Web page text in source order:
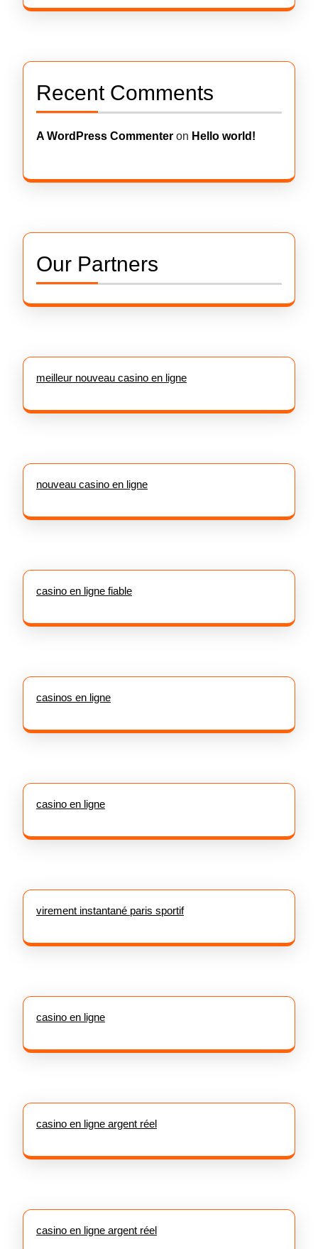
Recent Comments
A WordPress Commenter on Hello world!
Our Partners
meilleur nouveau casino en ligne
nouveau casino en ligne
casino en ligne fiable
casinos en ligne
casino en ligne
virement instantané paris sportif
casino en ligne
casino en ligne argent réel
casino en ligne argent réel